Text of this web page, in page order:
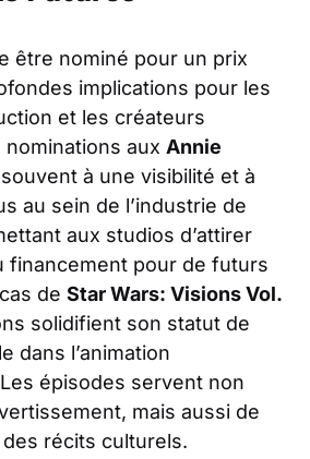
être nominé pour un prix
implications pour les
et les créateurs
aux Annie
à une visibilité et à
au sein de l’industrie de
aux studios d’attirer
financement pour de futurs
de Star Wars: Visions Vol.
solidifient son statut de
dans l’animation
épisodes servent non
mais aussi de
récits culturels.